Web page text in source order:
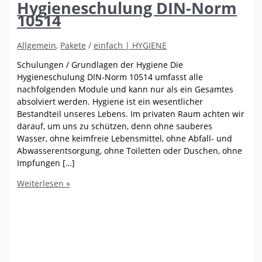
Hygieneschulung DIN-Norm
10514
Allgemein, Pakete /einfach | HYGIENE
Schulungen / Grundlagen der Hygiene Die
Hygieneschulung DIN-Norm 10514 umfasst alle
nachfolgenden Module und kann nur als ein Gesamtes
absolviert werden. Hygiene ist ein wesentlicher
Bestandteil unseres Lebens. Im privaten Raum achten wir
darauf, um uns zu schützen, denn ohne sauberes
Wasser, ohne keimfreie Lebensmittel, ohne Abfall- und
Abwasserentsorgung, ohne Toiletten oder Duschen, ohne
Impfungen […]
Hygieneschulung
Weiterlesen »